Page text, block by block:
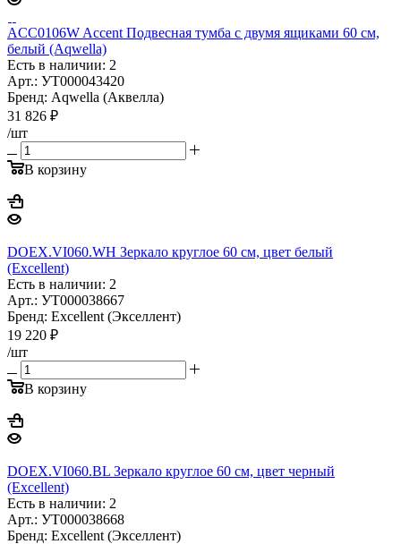
ACC0106W Accent Подвесная тумба с двумя ящиками 60 см,
белый (Aqwella)
Есть в наличии: 2
Арт.: УТ000043420
Бренд: Aqwella (Аквелла)
31 826 ₽
/шт
В корзину
DOEX.VI060.WH Зеркало круглое 60 см, цвет белый
(Excellent)
Есть в наличии: 2
Арт.: УТ000038667
Бренд: Excellent (Экселлент)
19 220 ₽
/шт
В корзину
DOEX.VI060.BL Зеркало круглое 60 см, цвет черный
(Excellent)
Есть в наличии: 2
Арт.: УТ000038668
Бренд: Excellent (Экселлент)